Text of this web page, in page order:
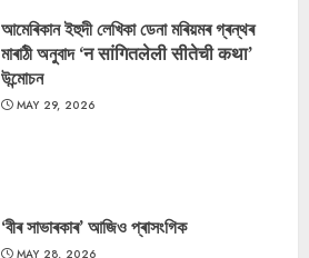
আমেৰিকান ইহুদী লেখিকা ডেনা মৰিয়মৰ গ্ৰন্থৰ
মাৰাঠী অনুবাদ ‘न सांगितलेली सीतेची कथा’
উন্মোচন
MAY 29, 2026
‘বীৰ সাভাৰকাৰ’ আজিও প্ৰাসংগিক
MAY 28, 2026